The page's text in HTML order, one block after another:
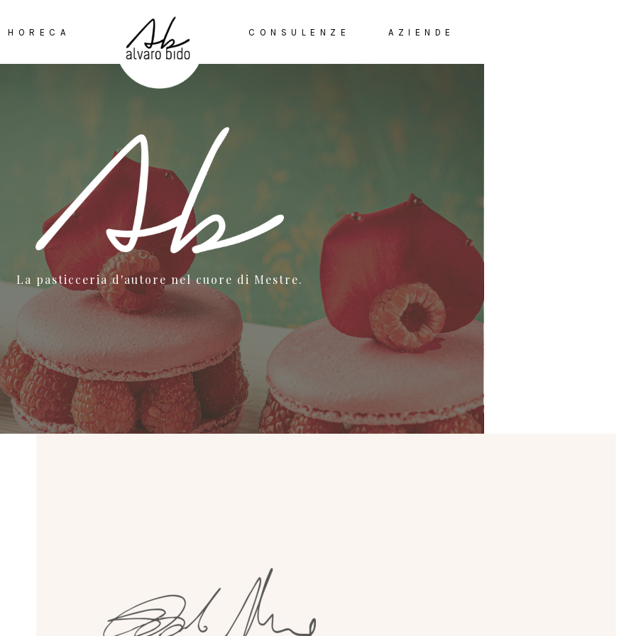
CONSULENZE AZIENDE
La pasticceria d'autore nel cuore di Mestre.